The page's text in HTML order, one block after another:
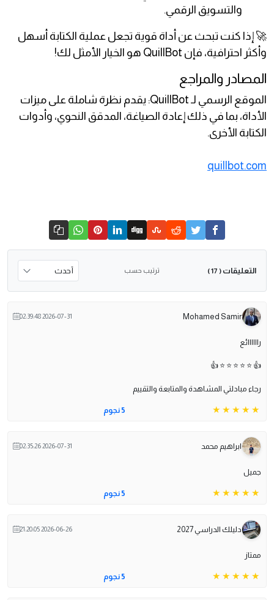
والتسويق الرقمي.
🚀 إذا كنت تبحث عن أداة قوية تجعل عملية الكتابة أسهل
وأكثر احترافية، فإن QuillBot هو الخيار الأمثل لك!
المصادر والمراجع
الموقع الرسمي لـ QuillBot: يقدم نظرة شاملة على ميزات
الأداة، بما في ذلك إعادة الصياغة، المدقق النحوي، وأدوات
الكتابة الأخرى.
quillbot.com
التعليقات ( 17 ) ترتيب حسب
Mohamed Samir
2026-07-31 02:39:48
راااااائع
👍 ⭐️ ⭐️ ⭐️ ⭐️ ⭐️ 👍
رجاء مبادلتي المشاهدة والمتابعة والتقييم
5 نجوم
ابراهيم محمد 2026-07-31 02:35:26
جميل
5 نجوم
دليلك الدراسي 2027 2026-06-26 21:20:05
ممتاز
5 نجوم